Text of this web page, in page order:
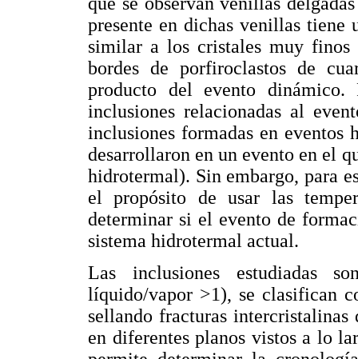
presente en dichas venillas
similar a los cristales muy finos
bordes de porfiroclastos de
producto del evento
inclusiones relacionadas al
inclusiones formadas en eventos
desarrollaron en un evento en el
hidrotermal). Sin embargo, para
el propósito de usar las
determinar si el evento de
sistema hidrotermal actual.
Las inclusiones estudiadas
líquido/vapor >1), se clasifican
sellando fracturas
en diferentes planos vistos a lo